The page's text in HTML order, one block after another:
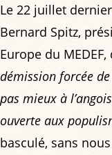
Le 22 juillet
Bernard Spitz,
Europe du
démission forcée de
pas mieux à
ouverte aux
basculé, sans